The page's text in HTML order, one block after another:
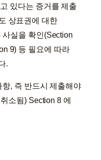
있다는 증거를 제출
상표권에 대한
실을 확인(Section
9) 등 필요에 따라
.
, 즉 반드시 제출해야
소됨) Section 8 에